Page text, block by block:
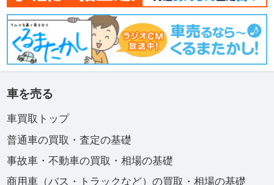
車を売る
車買取トップ
普通車の買取・査定の基礎
事故車・不動車の買取・相場の基礎
商用車（バス・トラックなど）の買取・相場の基礎